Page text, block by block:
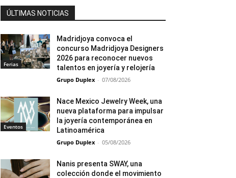
ÚLTIMAS NOTICIAS
Ferias
Madridjoya convoca el
concurso Madridjoya Designers
2026 para reconocer nuevos
talentos en joyería y relojería
Grupo Duplex - 07/08/2026
Eventos
Nace Mexico Jewelry Week, una
nueva plataforma para impulsar
la joyería contemporánea en
Latinoamérica
Grupo Duplex - 05/08/2026
Nanis presenta SWAY, una
colección donde el movimiento